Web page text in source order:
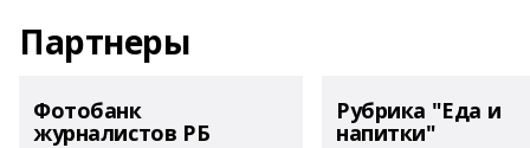
Партнеры
Фотобанк
журналистов РБ
Рубрика "Еда и
напитки"